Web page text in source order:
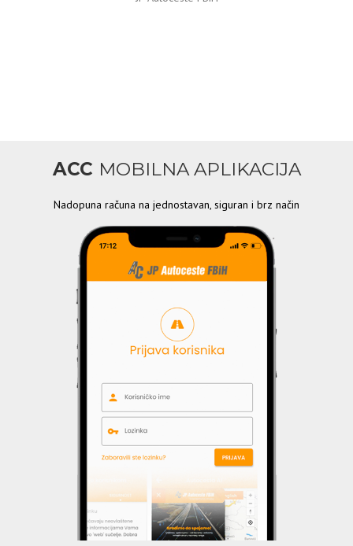
ACC MOBILNA APLIKACIJA
Nadopuna računa na jednostavan, siguran i brz način